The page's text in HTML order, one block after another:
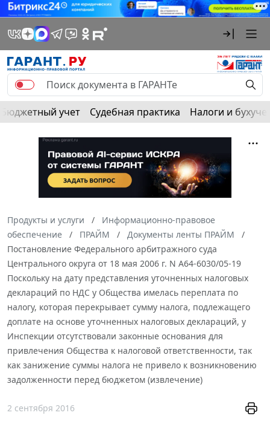
Бюджетный учет Судебная практика Налоги и
Продукты и услуги
Информационно-правовое
обеспечение
ПРАЙМ
Документы ленты ПРАЙМ
Постановление Федерального арбитражного суда
Центрального округа от 18 мая 2006 г. N А64-6030/05-19
Поскольку на дату представления уточненных налоговых
деклараций по НДС у Общества имелась переплата по
налогу, которая перекрывает сумму налога, подлежащего
доплате на основе уточненных налоговых деклараций, у
Инспекции отсутствовали законные основания для
привлечения Общества к налоговой ответственности, так
как занижение суммы налога не привело к возникновению
задолженности перед бюджетом (извлечение)
2 сентября 2016